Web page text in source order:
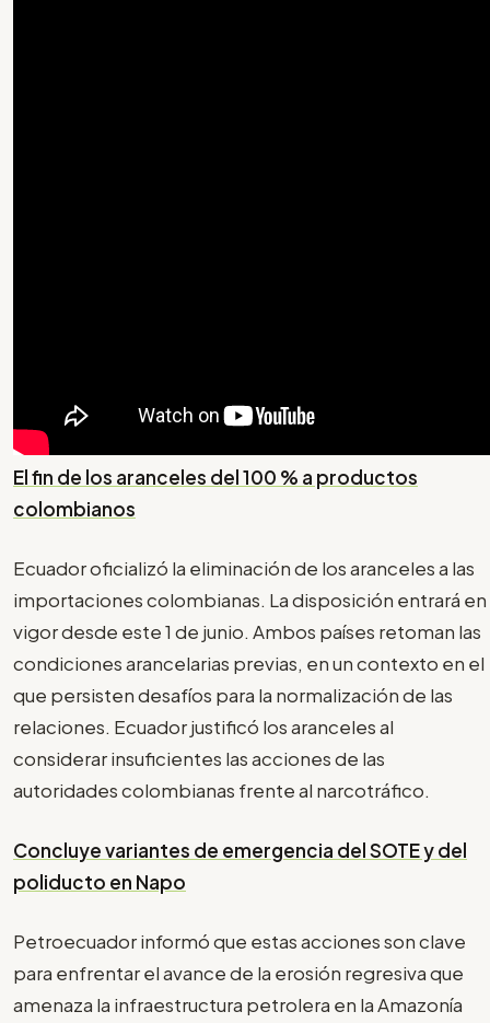
El fin de los aranceles del 100 % a productos
colombianos
Ecuador oficializó la eliminación de los aranceles a las
importaciones colombianas. La disposición entrará en
vigor desde este 1 de junio. Ambos países retoman las
condiciones arancelarias previas, en un contexto en el
que persisten desafíos para la normalización de las
relaciones. Ecuador justificó los aranceles al
considerar insuficientes las acciones de las
autoridades colombianas frente al narcotráfico.
Concluye variantes de emergencia del SOTE y del
poliducto en Napo
Petroecuador informó que estas acciones son clave
para enfrentar el avance de la erosión regresiva que
amenaza la infraestructura petrolera en la Amazonía